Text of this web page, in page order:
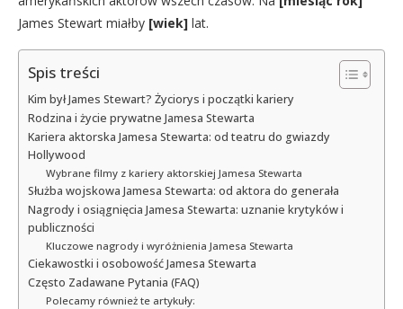
James Stewart miałby [wiek] lat.
Spis treści
Kim był James Stewart? Życiorys i początki kariery
Rodzina i życie prywatne Jamesa Stewarta
Kariera aktorska Jamesa Stewarta: od teatru do gwiazdy
Hollywood
Wybrane filmy z kariery aktorskiej Jamesa Stewarta
Służba wojskowa Jamesa Stewarta: od aktora do generała
Nagrody i osiągnięcia Jamesa Stewarta: uznanie krytyków i
publiczności
Kluczowe nagrody i wyróżnienia Jamesa Stewarta
Ciekawostki i osobowość Jamesa Stewarta
Często Zadawane Pytania (FAQ)
Polecamy również te artykuły: